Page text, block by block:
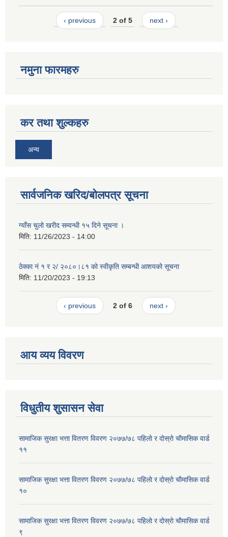
‹ previous 2 of 5 next ›
नमुना फारमहरु
कर तथा शुल्कहरु
अन्य
सार्वजनिक खरिद/बोलपत्र सूचना
ग्याँस चुलो खरीद सम्वन्धी १५ दिने सूचना ।
मिति: 11/26/2023 - 14:00
ठेक्का नं १ र २/ २०८०।८१ को स्वीकृति सम्बन्धी आशयको सूचना
मिति: 11/20/2023 - 19:13
‹ previous 2 of 6 next ›
आय व्यय विवरण
विधुतीय शुसासन सेवा
सामाजिक सुरक्षा भत्ता वितरण विवरण २०७७/७८ पहिलाे र दाेस्राे चाैमासिक वार्ड
११
सामाजिक सुरक्षा भत्ता वितरण विवरण २०७७/७८ पहिलाे र दाेस्राे चाैमासिक वार्ड
१०
सामाजिक सुरक्षा भत्ता वितरण विवरण २०७७/७८ पहिलाे र दाेस्राे चाैमासिक वार्ड
९